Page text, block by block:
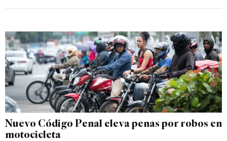
Nuevo Código Penal eleva penas por robos en
motocicleta